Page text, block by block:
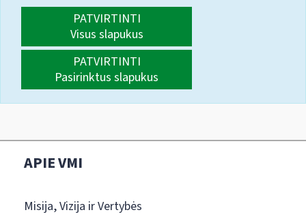
PATVIRTINTI
Visus slapukus
PATVIRTINTI
Pasirinktus slapukus
APIE VMI
Misija, Vizija ir Vertybės